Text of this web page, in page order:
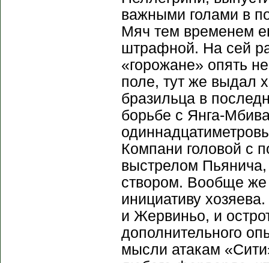
важными голами в
Мяч тем временем
штрафной. На сей
«горожане» опять
поле, тут же выдал
бразильца в
борьбе с Янга-
Компани головой с
выстрелом Пьянича,
створом. Вообще же
инициативу
и Жервиньо, и
дополнительного
мысли атакам